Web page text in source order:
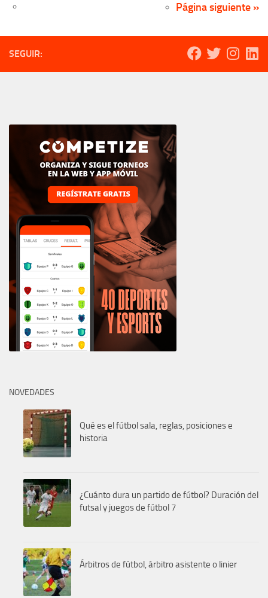
Página siguiente »
SEGUIR:
NOVEDADES
Qué es el fútbol sala, reglas, posiciones e
historia
¿Cuánto dura un partido de fútbol? Duración del
futsal y juegos de fútbol 7
Árbitros de fútbol, árbitro asistente o linier